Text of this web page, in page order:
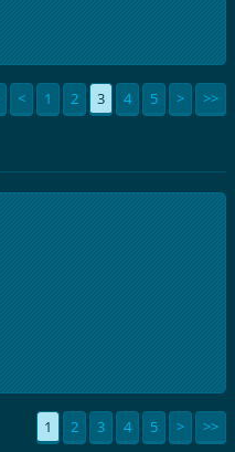
< 1 2 3 4 5 > >>
1 2 3 4 5 > >>